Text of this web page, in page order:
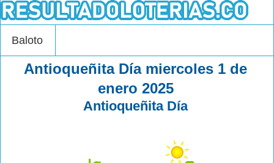
Baloto
Antioqueñita Día miercoles 1 de
enero 2025
Antioqueñita Día